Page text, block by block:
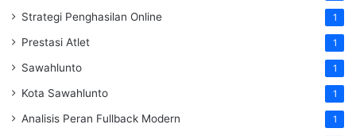
Strategi Penghasilan Online 1
Prestasi Atlet 1
Sawahlunto 1
Kota Sawahlunto 1
Analisis Peran Fullback Modern 1